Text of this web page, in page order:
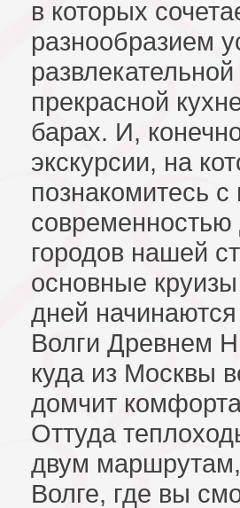
в которых
разнообразием
прекрасной
барах. И,
экскурсии, на
познакомитесь с
городов нашей
основные
дней
Волги Древнем
куда из Москвы
домчит
Оттуда
двум
Волге, где вы